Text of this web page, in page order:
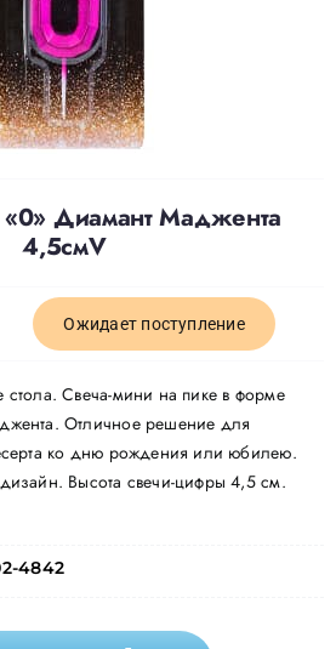
«0» Диамант Маджента
4,5смV
Ожидает поступление
стола. Свеча-мини на пике в форме
Отличное решение для
ко дню рождения или юбилею.
Высота свечи-цифры 4,5 см.
4842